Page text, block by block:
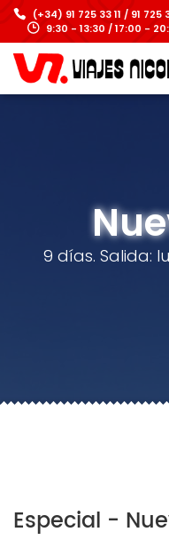
(+34) 91 725 33 11 / 91 725
9:30 - 13:30 / 17:00 -
9 días. Salida:
Especial -